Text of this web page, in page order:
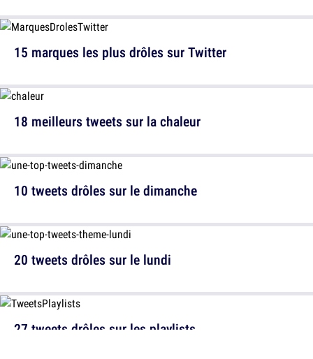
18 meilleurs tweets sur la chaleur
20 tweets drôles sur le lundi
15 marques les plus drôles sur Twitter
10 tweets drôles sur le dimanche
27 tweets drôles sur les playlists